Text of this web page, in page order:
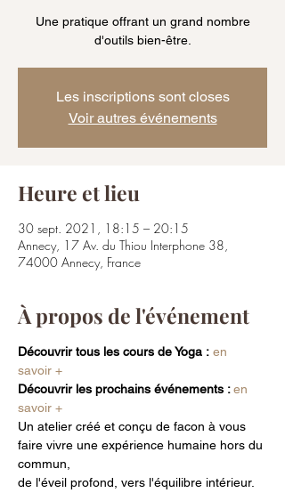
Une pratique offrant un grand nombre
d'outils bien-être.
Les inscriptions sont closes
Voir autres événements
Heure et lieu
30 sept. 2021, 18:15 – 20:15
Annecy, 17 Av. du Thiou Interphone 38,
74000 Annecy, France
À propos de l'événement
Découvrir tous les cours de Yoga : en
savoir +
Découvrir les prochains événements : en
savoir +
Un atelier créé et conçu de facon à vous
faire vivre une expérience humaine hors du
commun,
de l'éveil profond, vers l'équilibre intérieur.